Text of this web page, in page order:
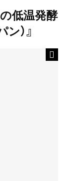
低温発酵
）』